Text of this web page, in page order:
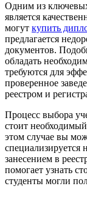
Одним из
является
могут купить
предлагается
документов.
обладать
требуются для
проверенное
реестром и
Процесс выбора
стоит
этом случае вы
специализируется
занесением в
помогает узнать
студенты могли